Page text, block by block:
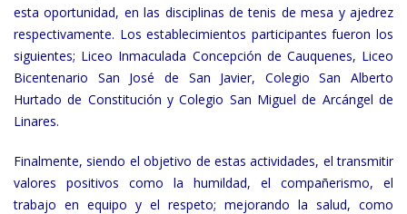
esta oportunidad, en las disciplinas de tenis de mesa y ajedrez
respectivamente. Los establecimientos participantes fueron los
siguientes; Liceo Inmaculada Concepción de Cauquenes, Liceo
Bicentenario San José de San Javier, Colegio San Alberto
Hurtado de Constitución y Colegio San Miguel de Arcángel de
Linares.
Finalmente, siendo el objetivo de estas actividades, el transmitir
valores positivos como la humildad, el compañerismo, el
trabajo en equipo y el respeto; mejorando la salud, como